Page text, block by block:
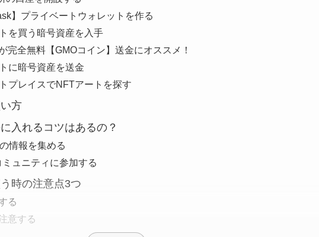
】プライベートウォレットを作る
を買う暗号資産を入手
完全無料【GMOコイン】送金にオススメ！
に暗号資産を送金
プレイスでNFTアートを探す
方
入れるコツはあるの？
情報を集める
ュニティに参加する
時の注意点3つ
る
意する